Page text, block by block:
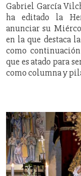
Gabriel García
ha editado la
anunciar su
en la que destaca
como
que es atado para
como columna y